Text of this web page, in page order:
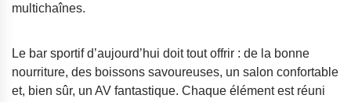
multichaînes.
Le bar sportif d’aujourd’hui doit tout offrir : de la bonne
nourriture, des boissons savoureuses, un salon confortable
et, bien sûr, un AV fantastique. Chaque élément est réuni